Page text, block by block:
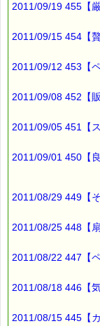
※セット商品は対
■（５）次回メル
スペシャルｅクー
バッチフラワーレ
200円（1等）～50
当たる確率は、次
★１等（200円）
★２等（100円）
５割の方に２等以
ただし、お客様番
方は
★１等（200円）
★３等（ 50円）
2011/09/19 455【
2011/09/15 454【
2011/09/12 453【
2011/09/08 452【
2011/09/05 451【
2011/09/01 450【
2011/08/29 449【
2011/08/25 448【
2011/08/22 447【
2011/08/18 446【
2011/08/15 445【